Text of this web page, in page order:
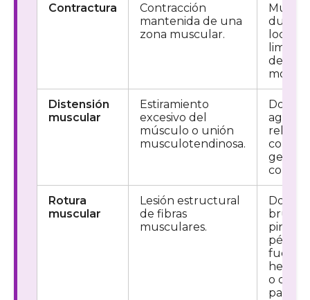
Contractura
Contracción
mantenida de una
zona muscular.
duro,
de
Distensión
muscular
Estiramiento
excesivo del
músculo o unión
musculotendinosa.
Dolor
agudo,
con un
gesto
Rotura
muscular
Lesión estructural
de fibras
musculares.
Dolor
brusco,
fuerza,
o